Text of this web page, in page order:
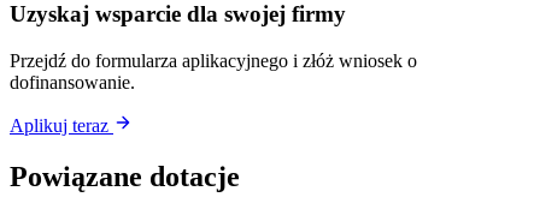
Uzyskaj wsparcie dla swojej firmy
Przejdź do formularza aplikacyjnego i złóż wniosek o
dofinansowanie.
Aplikuj teraz
Powiązane dotacje